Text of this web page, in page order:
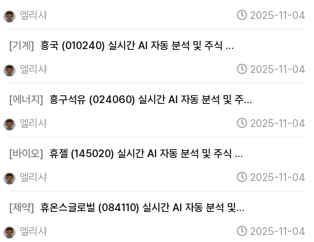
엘리샤
2025-11-04
[기계] 흥국 (010240) 실시간 AI 자동 분석 및 주식 …
엘리샤
2025-11-04
[에너지] 흥구석유 (024060) 실시간 AI 자동 분석 및 주…
엘리샤
2025-11-04
[바이오] 휴젤 (145020) 실시간 AI 자동 분석 및 주식 …
엘리샤
2025-11-04
[제약] 휴온스글로벌 (084110) 실시간 AI 자동 분석 및…
엘리샤
2025-11-04